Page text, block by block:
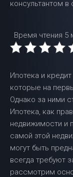
Время чтения 5
Ипотека и
которые на
Однако за ними
Ипотека, как
недвижимости и
самой этой
могут быть
всегда требуют
рассмотрим